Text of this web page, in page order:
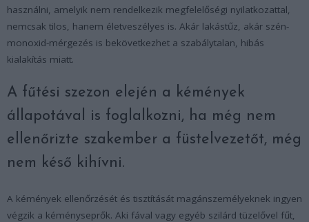
használni, amelyik nem rendelkezik megfelelőségi nyilatkozattal,
nemcsak tilos, hanem életveszélyes is. Akár lakástűz, akár szén-
monoxid-mérgezés is bekövetkezhet a szabálytalan, hibás
kialakítás miatt.
A fűtési szezon elején a kémények
állapotával is foglalkozni, ha még nem
ellenőrizte szakember a füstelvezetőt, még
nem késő kihívni.
A kémények ellenőrzését és tisztítását magánszemélyeknek ingyen
végzik a kéményseprők. Aki fával vagy egyéb szilárd tüzelővel fűt,